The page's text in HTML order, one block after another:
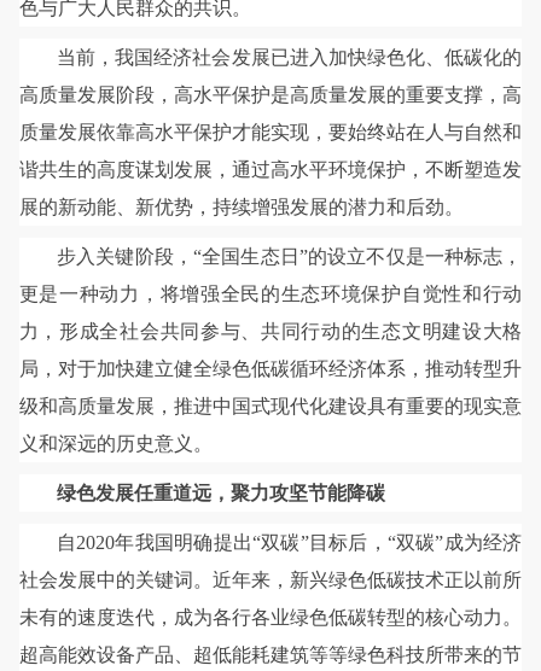
色与广大人民群众的共识。
当前，我国经济社会发展已进入加快绿色化、低碳化的
高质量发展阶段，高水平保护是高质量发展的重要支撑，高
质量发展依靠高水平保护才能实现，要始终站在人与自然和
谐共生的高度谋划发展，通过高水平环境保护，不断塑造发
展的新动能、新优势，持续增强发展的潜力和后劲。
步入关键阶段，“全国生态日”的设立不仅是一种标志，
更是一种动力，将增强全民的生态环境保护自觉性和行动
力，形成全社会共同参与、共同行动的生态文明建设大格
局，对于加快建立健全绿色低碳循环经济体系，推动转型升
级和高质量发展，推进中国式现代化建设具有重要的现实意
义和深远的历史意义。
绿色发展任重道远，聚力攻坚节能降碳
自2020年我国明确提出“双碳”目标后，“双碳”成为经济
社会发展中的关键词。近年来，新兴绿色低碳技术正以前所
未有的速度迭代，成为各行各业绿色低碳转型的核心动力。
超高能效设备产品、超低能耗建筑等等绿色科技所带来的节